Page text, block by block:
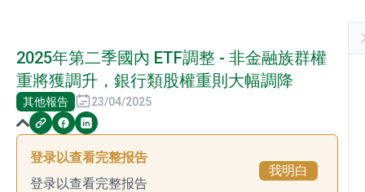
2025年第二季國內 ETF調整 - 非金融族群權
重將獲調升，銀行類股權重則大幅調降
其他報告 23/04/2025
登录以查看完整报告
登录以查看完整报告
我明白